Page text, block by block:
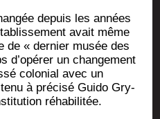
depuis les années
avait même
de « der­nier musée des
d’opérer un chan­ge­ment
colo­nial avec un
à pré­ci­sé Gui­do Gry­
réhabilitée.